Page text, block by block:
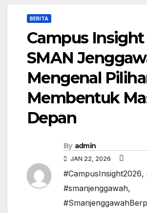
BERITA
Campus Insight
SMAN
Mengenal
Membentuk
Depan
By admin
JAN 22, 2026
#CampusInsight2026,
#smanjenggawah,